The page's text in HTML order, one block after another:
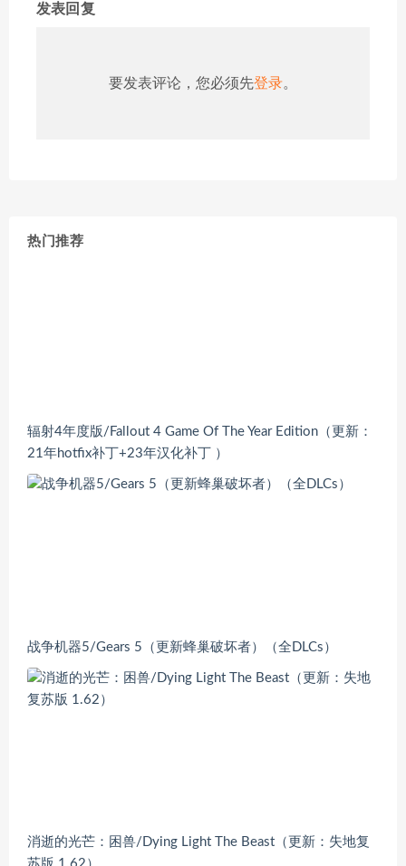
发表回复
要发表评论，您必须先登录。
热门推荐
辐射4年度版/Fallout 4 Game Of The Year Edition（更新：
21年hotfix补丁+23年汉化补丁 ）
战争机器5/Gears 5（更新蜂巢破坏者）（全DLCs）
消逝的光芒：困兽/Dying Light The Beast（更新：失地复